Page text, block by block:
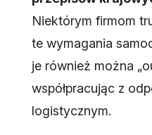
Niektórym firmom
te wymagania
je również można
współpracując z
logistycznym.